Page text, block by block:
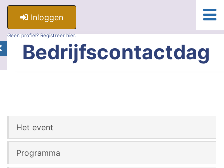
Inloggen
Geen profiel? Registreer hier.
Bedrijfscontactdag
Het event
Programma